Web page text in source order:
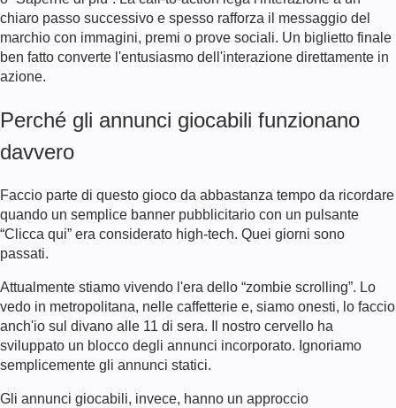
chiaro passo successivo e spesso rafforza il messaggio del
marchio con immagini, premi o prove sociali. Un biglietto finale
ben fatto converte l'entusiasmo dell'interazione direttamente in
azione.
Perché gli annunci giocabili funzionano
davvero
Faccio parte di questo gioco da abbastanza tempo da ricordare
quando un semplice banner pubblicitario con un pulsante
“Clicca qui” era considerato high-tech. Quei giorni sono
passati.
Attualmente stiamo vivendo l'era dello “zombie scrolling”. Lo
vedo in metropolitana, nelle caffetterie e, siamo onesti, lo faccio
anch'io sul divano alle 11 di sera. Il nostro cervello ha
sviluppato un blocco degli annunci incorporato. Ignoriamo
semplicemente gli annunci statici.
Gli annunci giocabili, invece, hanno un approccio